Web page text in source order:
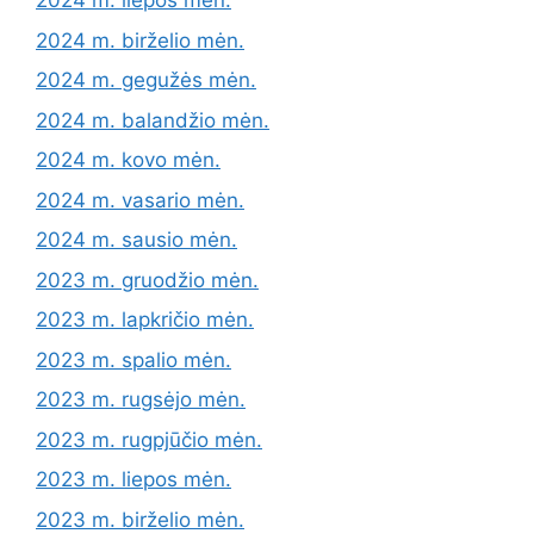
2024 m. birželio mėn.
2024 m. gegužės mėn.
2024 m. balandžio mėn.
2024 m. kovo mėn.
2024 m. vasario mėn.
2024 m. sausio mėn.
2023 m. gruodžio mėn.
2023 m. lapkričio mėn.
2023 m. spalio mėn.
2023 m. rugsėjo mėn.
2023 m. rugpjūčio mėn.
2023 m. liepos mėn.
2023 m. birželio mėn.